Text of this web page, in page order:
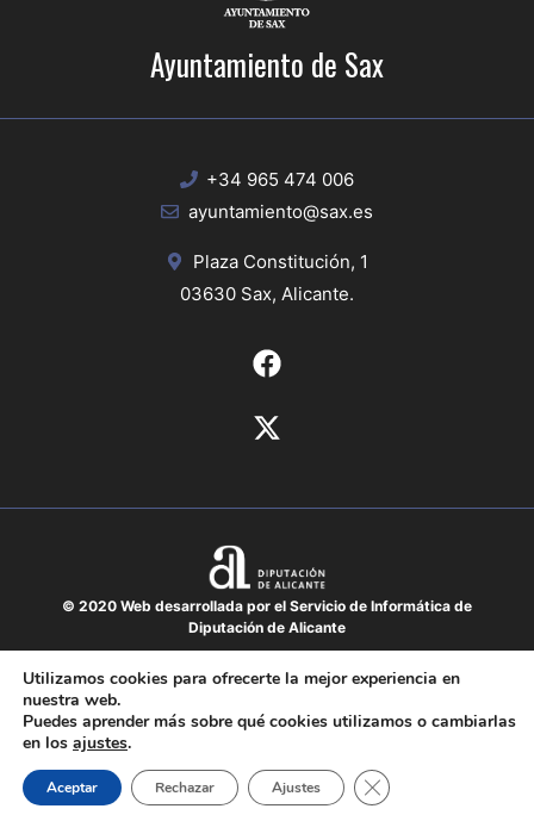
Ayuntamiento de Sax
+34 965 474 006
ayuntamiento@sax.es
Plaza Constitución, 1
03630 Sax, Alicante.
© 2020 Web desarrollada por el Servicio de Informática de
Diputación de Alicante
Aviso legal
Política de cookies
Utilizamos cookies para ofrecerte la mejor experiencia en
nuestra web.
Puedes aprender más sobre qué cookies utilizamos o cambiarlas
en los ajustes.
Aceptar Rechazar Ajustes Cerrar el banner de